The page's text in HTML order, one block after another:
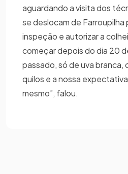
aguardando a visita dos
se deslocam de Farroupilha
inspeção e autorizar a
começar depois do dia 20
passado, só de uva branca,
quilos e a nossa
mesmo”, falou.